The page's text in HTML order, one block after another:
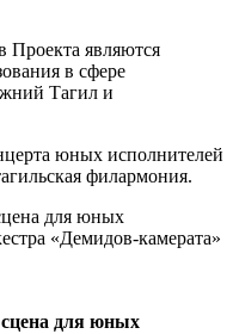
Проекта являются
в сфере
Тагил и
юных исполнителей
филармония.
для юных
«Демидов-камерата»
для юных